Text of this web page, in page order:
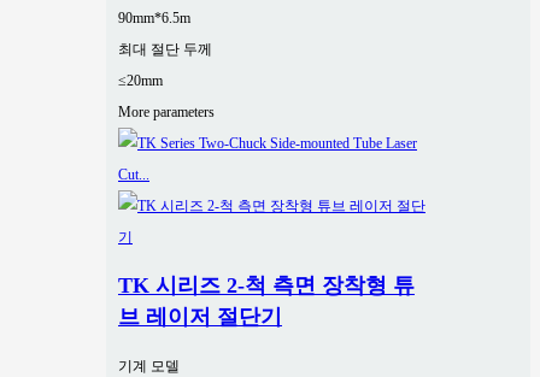
90mm*6.5m
최대 절단 두께
≤20mm
More parameters
TK 시리즈 2-척 측면 장착형 튜
브 레이저 절단기
기계 모델